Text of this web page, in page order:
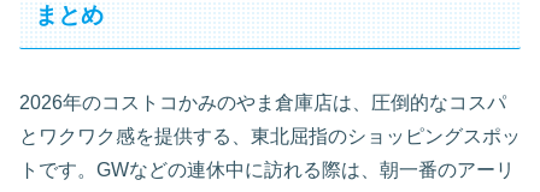
まとめ
2026年のコストコかみのやま倉庫店は、圧倒的なコスパ
とワクワク感を提供する、東北屈指のショッピングスポッ
トです。GWなどの連休中に訪れる際は、朝一番のアーリ